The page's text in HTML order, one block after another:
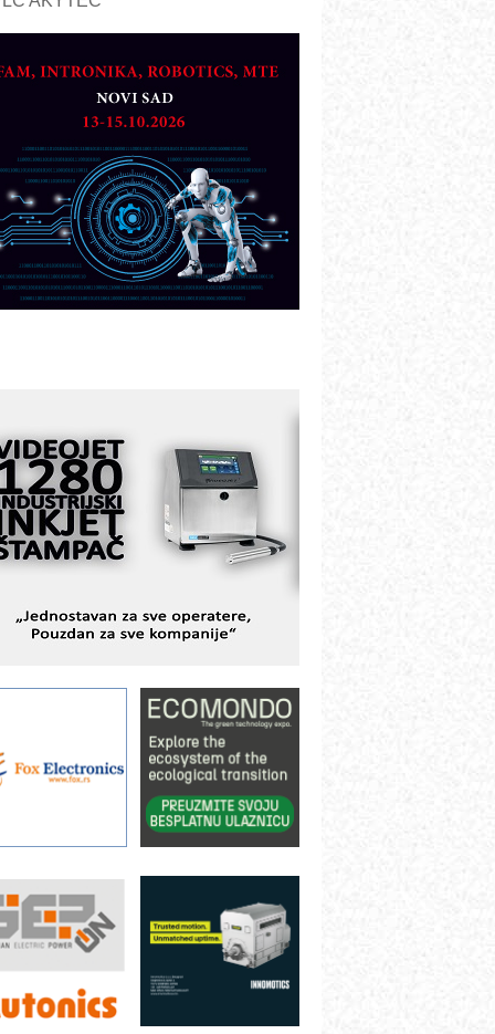
Svetski standard metrologije
MOTOMAN – NEXT-Robotika vođena
veštačkom inteligencijom
industrijsku automatizaciju
pionirskimmobile operator PANEL-OM
stezanje i brzo
u proizvodnji prototipova
KIP KOP – napredna rešenja za
savremene industrijske i logističke
kvaliteta
– Komponente koje
pouzdanost hidrauličkih
pumpe – japanska
u transferu fluida
rešenja za filtraciju u hidrauličkim i
procesnim sistemima
i biznisa
RILINEX kompanije Rittal
Najbolje za vašu pametnu
Efikasno upravljanje energijom
Automatizacija pakovanja · Display
iC7 Hybrid 1500 VDC
pretvarača sa tečnim
Potpuna efikasnost bez složenih
oznaka kao dugoročna korist